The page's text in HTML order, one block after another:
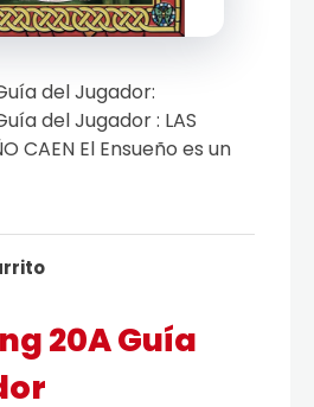
20A Guía
del Jugador:
del Jugador : LAS
CAEN El Ensueño es un